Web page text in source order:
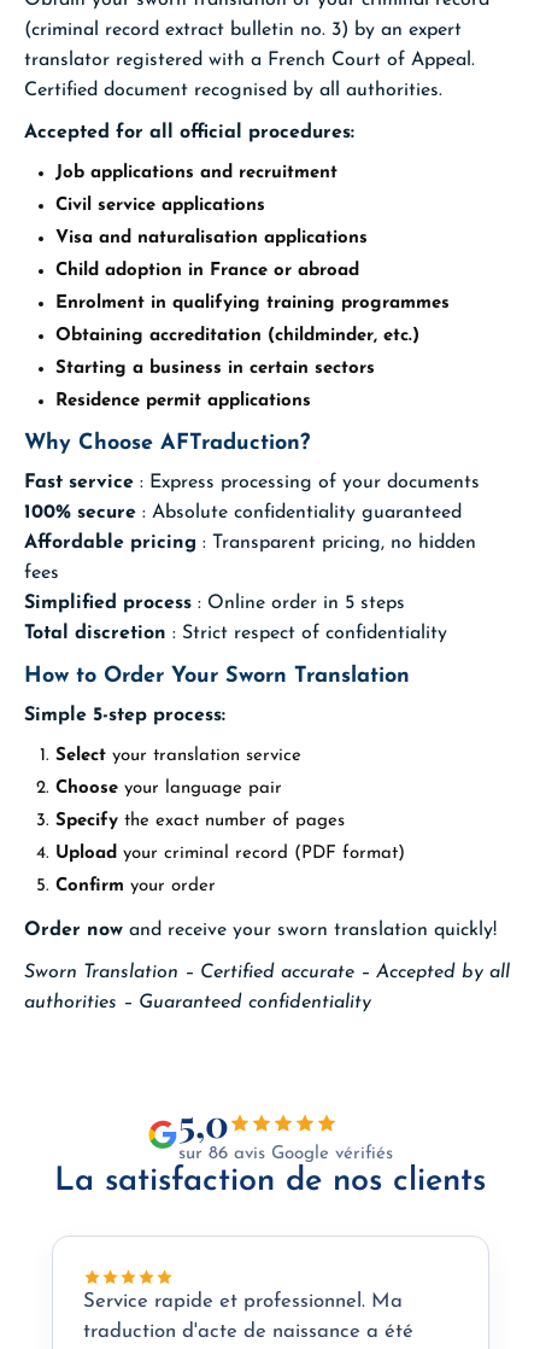
(criminal record extract bulletin no. 3) by an expert
translator registered with a French Court of Appeal.
Certified document recognised by all authorities.
Accepted for all official procedures:
Job applications and recruitment
Civil service applications
Visa and naturalisation applications
Child adoption in France or abroad
Enrolment in qualifying training programmes
Obtaining accreditation (childminder, etc.)
Starting a business in certain sectors
Residence permit applications
Why Choose AFTraduction?
Fast service : Express processing of your documents
100% secure : Absolute confidentiality guaranteed
Affordable pricing : Transparent pricing, no hidden
fees
Simplified process : Online order in 5 steps
Total discretion : Strict respect of confidentiality
How to Order Your Sworn Translation
Simple 5-step process:
Select your translation service
Choose your language pair
Specify the exact number of pages
Upload your criminal record (PDF format)
Confirm your order
Order now and receive your sworn translation quickly!
Sworn Translation – Certified accurate – Accepted by all
authorities – Guaranteed confidentiality
5,0
sur 86 avis Google vérifiés
La satisfaction de nos clients
Service rapide et professionnel. Ma
traduction d'acte de naissance a été